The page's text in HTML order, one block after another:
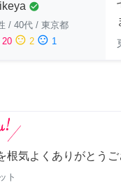
check_circle
/ 40代 / 東京都
20 sentiment_neutral 2 sentiment_dissatisfied 1
根気よくありがとうご
ト